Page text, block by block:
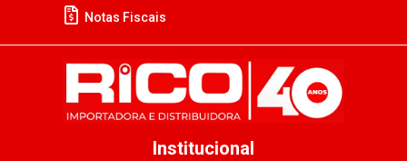
Notas Fiscais
Institucional